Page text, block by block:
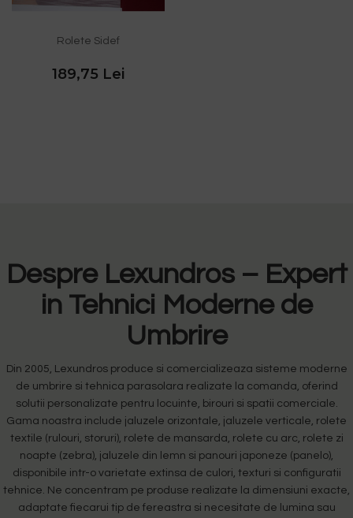
Rolete Sidef
189,75 Lei
Despre Lexundros – Expert
in Tehnici Moderne de
Umbrire
Din 2005, Lexundros produce si comercializeaza sisteme moderne
de umbrire si tehnica parasolara realizate la comanda, oferind
solutii personalizate pentru locuinte, birouri si spatii comerciale.
Gama noastra include jaluzele orizontale, jaluzele verticale, rolete
textile (rulouri, storuri), rolete de mansarda, rolete cu arc, rolete zi
noapte (zebra), jaluzele din lemn si panouri japoneze (panelo),
disponibile intr-o varietate extinsa de culori, texturi si configuratii
tehnice. Ne concentram pe produse realizate la dimensiuni exacte,
adaptate fiecarui tip de fereastra si necesitate de lumina sau